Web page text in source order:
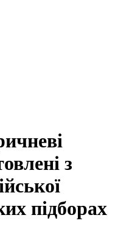
з
підборах